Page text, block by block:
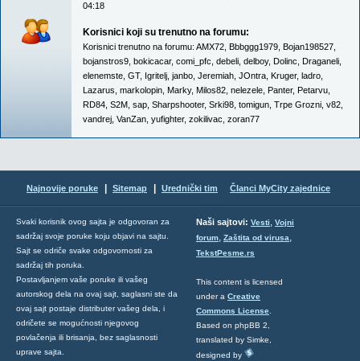
04:18
Korisnici koji su trenutno na forumu:
Korisnici trenutno na forumu: AMX72 Bbbggg1979 Bojan198527
bojanstros9 bokicacar, comi_pfc debeli delboy, Dolinc Draganeli
elenemste GT, Igritelj janbo Jeremiah JOntra Kruger, ladro
Lazarus markolopin Marky, Milos82 nelezele Panter, Petarvu
RD84 S2M sap Sharpshooter, Srki98 tomigun Trpe Grozni v82
vandrej VanZan yufighter, zokilivac zoran77
Najnovije poruke Sitemap Urednički tim Članci MyCity zajednice
Svaki korisnik ovog sajta je odgovoran za
sadržaj svoje poruke koju objavi na sajtu.
Sajt se odriče svake odgovornosti za
sadržaj tih poruka.
Postavljanjem vaše poruke ili vašeg
autorskog dela na ovaj sajt, saglasni ste da
ovaj sajt postaje distributer vašeg dela, i
odričete se mogućnosti njegovog
povlačenja ili brisanja, bez saglasnosti
uprave sajta.
Naši sajtovi: Vesti, Vojni
forum, Zaštita od virusa,
TekstPesme.rs
This content is licensed
under a Creative
Commons License
Based on phpBB 2,
translated by Simke,
designed by